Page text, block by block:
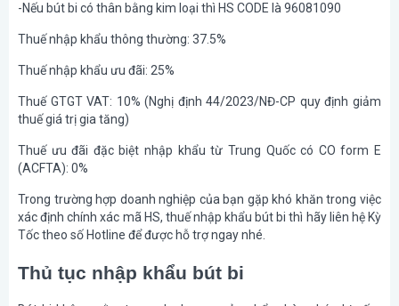
-Nếu bút bi có thân bằng kim loại thì HS CODE là 96081090
Thuế nhập khẩu thông thường: 37.5%
Thuế nhập khẩu ưu đãi: 25%
Thuế GTGT VAT: 10% (Nghị định 44/2023/NĐ-CP quy định giảm
thuế giá trị gia tăng)
Thuế ưu đãi đặc biệt nhập khẩu từ Trung Quốc có CO form E
(ACFTA): 0%
Trong trường hợp doanh nghiệp của bạn gặp khó khăn trong việc
xác định chính xác mã HS, thuế nhập khẩu bút bi thì hãy liên hệ Kỳ
Tốc theo số Hotline để được hỗ trợ ngay nhé.
Thủ tục nhập khẩu bút bi